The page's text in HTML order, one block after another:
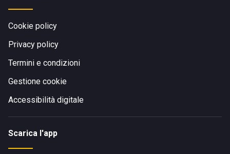
Cookie policy
Privacy policy
Termini e condizioni
Gestione cookie
Accessibilità digitale
Scarica l'app